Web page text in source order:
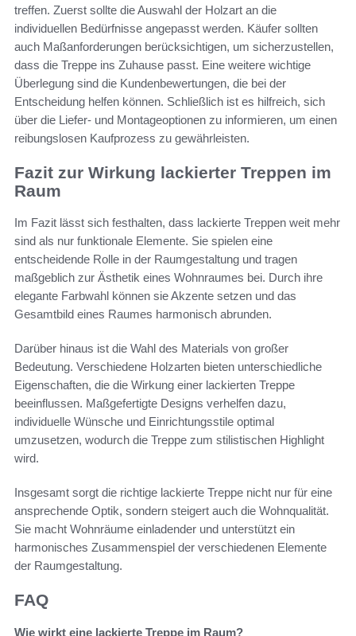
treffen. Zuerst sollte die Auswahl der Holzart an die
individuellen Bedürfnisse angepasst werden. Käufer sollten
auch Maßanforderungen berücksichtigen, um sicherzustellen,
dass die Treppe ins Zuhause passt. Eine weitere wichtige
Überlegung sind die Kundenbewertungen, die bei der
Entscheidung helfen können. Schließlich ist es hilfreich, sich
über die Liefer- und Montageoptionen zu informieren, um einen
reibungslosen Kaufprozess zu gewährleisten.
Fazit zur Wirkung lackierter Treppen im
Raum
Im Fazit lässt sich festhalten, dass lackierte Treppen weit mehr
sind als nur funktionale Elemente. Sie spielen eine
entscheidende Rolle in der Raumgestaltung und tragen
maßgeblich zur Ästhetik eines Wohnraumes bei. Durch ihre
elegante Farbwahl können sie Akzente setzen und das
Gesamtbild eines Raumes harmonisch abrunden.
Darüber hinaus ist die Wahl des Materials von großer
Bedeutung. Verschiedene Holzarten bieten unterschiedliche
Eigenschaften, die die Wirkung einer lackierten Treppe
beeinflussen. Maßgefertigte Designs verhelfen dazu,
individuelle Wünsche und Einrichtungsstile optimal
umzusetzen, wodurch die Treppe zum stilistischen Highlight
wird.
Insgesamt sorgt die richtige lackierte Treppe nicht nur für eine
ansprechende Optik, sondern steigert auch die Wohnqualität.
Sie macht Wohnräume einladender und unterstützt ein
harmonisches Zusammenspiel der verschiedenen Elemente
der Raumgestaltung.
FAQ
Wie wirkt eine lackierte Treppe im Raum?